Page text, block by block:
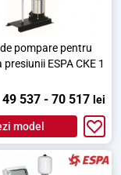
pompare pentru
presiunii ESPA СКЕ 1
49 537 - 70 517 lei
model